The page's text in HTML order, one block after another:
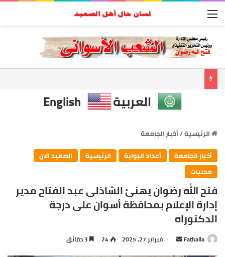
العربية English
الرئيسية/أخبار الجامعة
أخبار الجامعة
أعداد البوابة الرئيسية
الصعيد الان
محليات
فتح الله رضوان يهنئ الشاذلى عبد الفتاح مدير
إدارة الإعلام بمحافظة أسوان على درجة
الدكتوراه
Fathalla فبراير 27, 2025 24